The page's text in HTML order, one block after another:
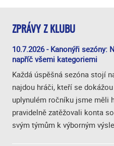
ZPRÁVY Z KLUBU
10.7.2026 - Kanonýři
napříč všemi kategoriemi
Každá úspěšná sezóna stojí
najdou hráči, kteří se
uplynulém ročníku jsme měli
pravidelně zatěžovali konta
svým týmům k výborným